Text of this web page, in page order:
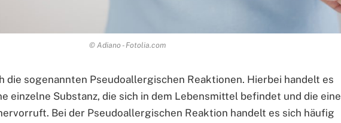
© Adiano - Fotolia.com
die sogenannten Pseudoallergischen Reaktionen. Hierbei handelt es
einzelne Substanz, die sich in dem Lebensmittel befindet und die eine
Bei der Pseudoallergischen Reaktion handelt es sich häufig